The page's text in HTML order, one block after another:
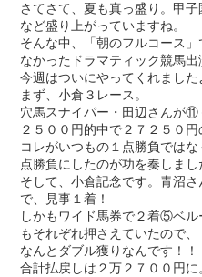
さてさて、夏も真っ盛り。甲
など盛り上がっていますね。
そんな中、「朝のフルコース
なかったドラマティック競馬出
今週はついにやってくれました
まず、小倉３レース。
穴馬スナイパー・田辺さんが
２５００円的中で２７２５０円
コレがいつもの１点勝負では
点勝負にしたのが功を奏しまし
そして、小倉記念です。青沼
で、見事１着！
しかもワイド馬券で２着⑤ベ
もそれぞれ押さえていたので、
なんとダブル獲りなんです！！
合計払戻しは２万２７００円に